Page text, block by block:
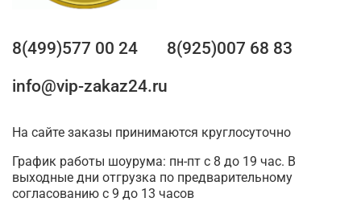
8(499)577 00 24
8(925)007 68 83
info@vip-zakaz24.ru
На сайте заказы принимаются круглосуточно
График работы шоурума: пн-пт с 8 до 19 час. В
выходные дни отгрузка по предварительному
согласованию с 9 до 13 часов